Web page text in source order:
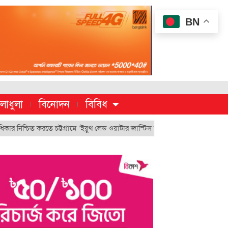
বিনোদন বিবিধ
করতে চট্টগ্রামে ‘ইয়ুথ লেড ওয়াটার জাস্টিস মুভমেন্ট’
BN